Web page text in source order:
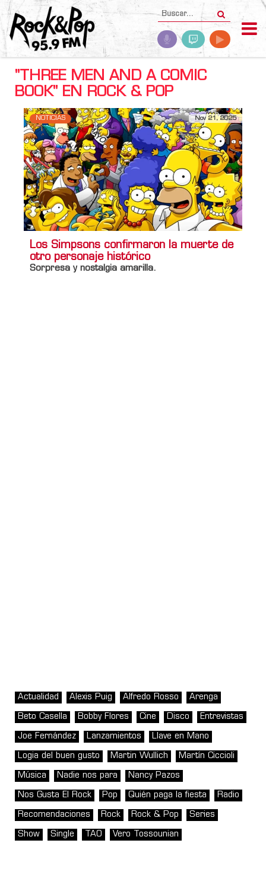
"THREE MEN AND A COMIC
BOOK" EN ROCK & POP
NOTICIAS Nov 21, 2025
Los Simpsons confirmaron la muerte de
otro personaje histórico
Sorpresa y nostalgia amarilla.
Actualidad Alexis Puig Alfredo Rosso Arenga
Beto Casella Bobby Flores Cine Disco Entrevistas
Joe Fernández Lanzamientos Llave en Mano
Logia del buen gusto Martin Wullich Martín Ciccioli
Música Nadie nos para Nancy Pazos
Nos Gusta El Rock Pop Quién paga la fiesta Radio
Recomendaciones Rock Rock & Pop Series
Show Single TAO Vero Tossounian